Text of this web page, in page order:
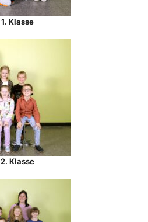
1. Klasse
2. Klasse